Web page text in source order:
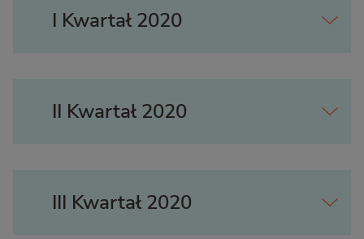
I Kwartał 2020
II Kwartał 2020
III Kwartał 2020